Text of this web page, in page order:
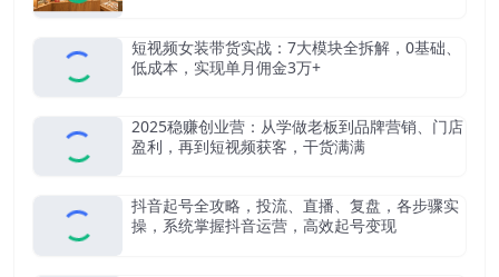
短视频女装带货实战：7大模块全拆解，0基础、
低成本，实现单月佣金3万+
2025稳赚创业营：从学做老板到品牌营销、门店
盈利，再到短视频获客，干货满满
抖音起号全攻略，投流、直播、复盘，各步骤实
操，系统掌握抖音运营，高效起号变现